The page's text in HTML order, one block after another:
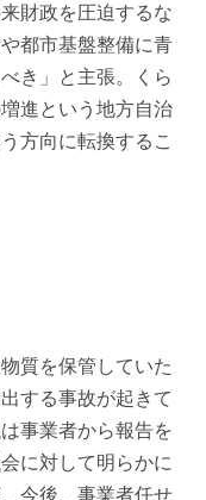
財政を圧迫するな
都市基盤整備に青
き」と主張。くら
進という地方自治
方向に転換するこ
質を保管していた
する事故が起きて
事業者から報告を
に対して明らかに
今後、事業者任せ